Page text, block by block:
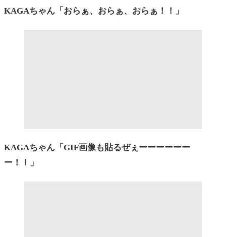
KAGAちゃん「おらぁ、おらぁ、おらぁ！！」
KAGAちゃん「GIF画像も貼るぜぇーーーーーー
ー！！」